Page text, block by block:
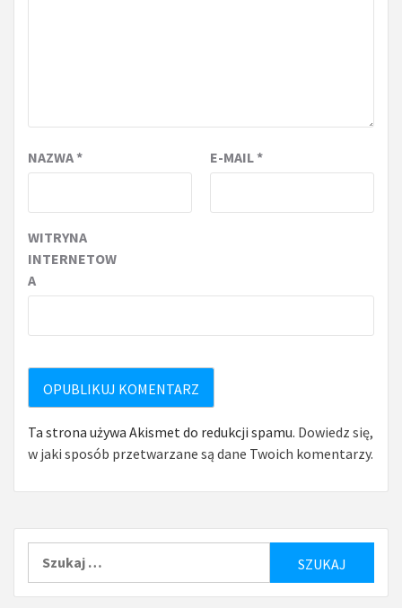
NAZWA* E-MAIL*
WITRYNA
INTERNETOW
A
Ta strona używa Akismet do redukcji spamu. Dowiedz się,
w jaki sposób przetwarzane są dane Twoich komentarzy.